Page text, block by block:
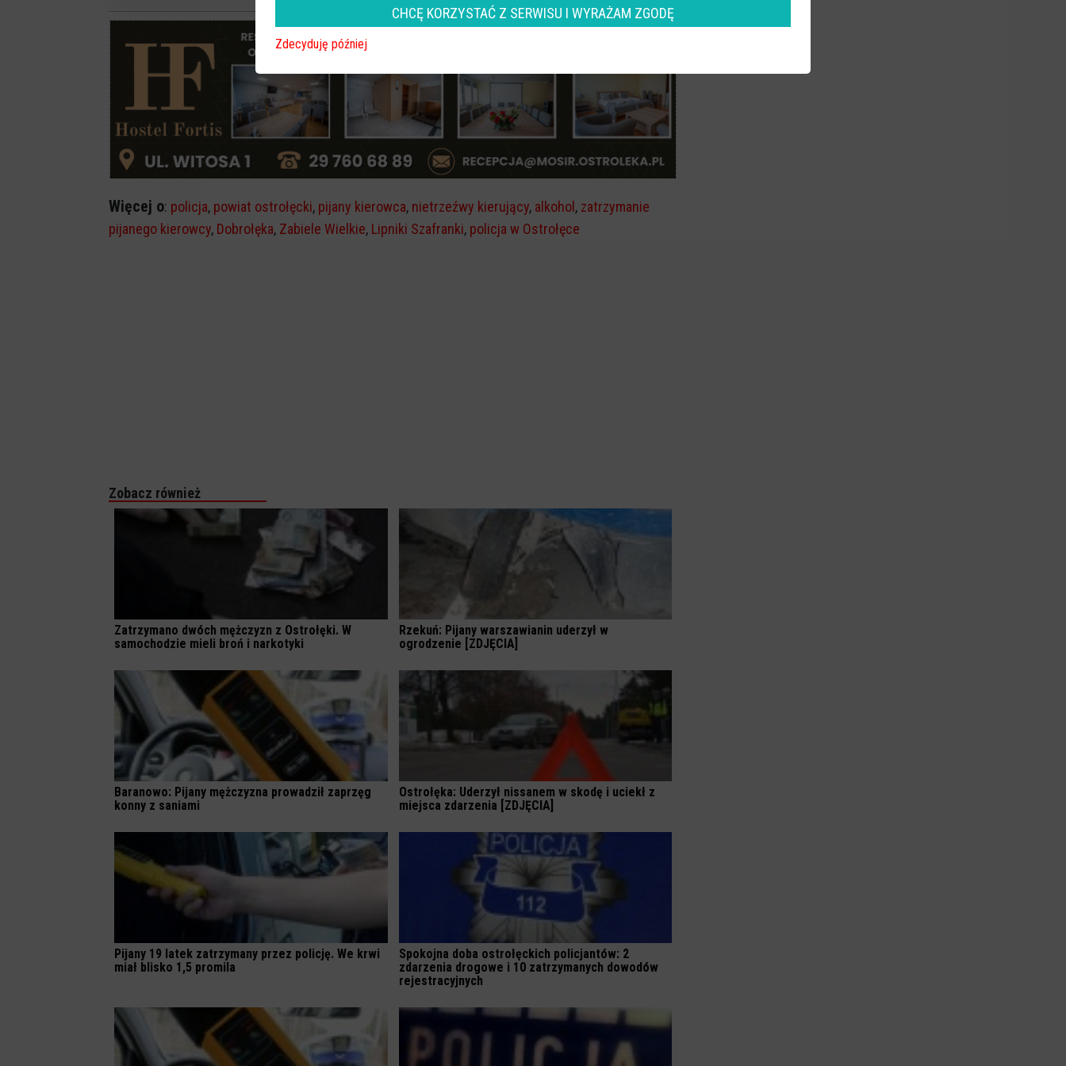
REKLAMA
Więcej o: policja, powiat ostrołęcki, pijany kierowca, nietrzeźwy kierujący, alkohol, zatrzymanie
pijanego kierowcy, Dobrołęka, Zabiele Wielkie, Lipniki Szafranki, policja w Ostrołęce
Zobacz również
Zatrzymano dwóch mężczyzn z Ostrołęki. W
samochodzie mieli broń i narkotyki
Rzekuń: Pijany warszawianin uderzył w
ogrodzenie [ZDJĘCIA]
Baranowo: Pijany mężczyzna prowadził zaprzęg
konny z saniami
Ostrołęka: Uderzył nissanem w skodę i uciekł z
miejsca zdarzenia [ZDJĘCIA]
Pijany 19 latek zatrzymany przez policję. We krwi
miał blisko 1,5 promila
Spokojna doba ostrołęckich policjantów: 2
zdarzenia drogowe i 10 zatrzymanych dowodów
rejestracyjnych
CHCĘ KORZYSTAĆ Z SERWISU I WYRAŻAM ZGODĘ
Zdecyduję później